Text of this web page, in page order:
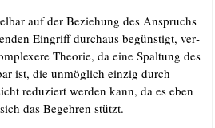
auf der Bezie­hung des Anspruchs
Ein­griff durch­aus begüns­tigt, ver­
Theo­rie, da eine Spal­tung des
ist, die unmög­lich ein­zig durch
redu­ziert wer­den kann, da es eben
das Begeh­ren stützt.